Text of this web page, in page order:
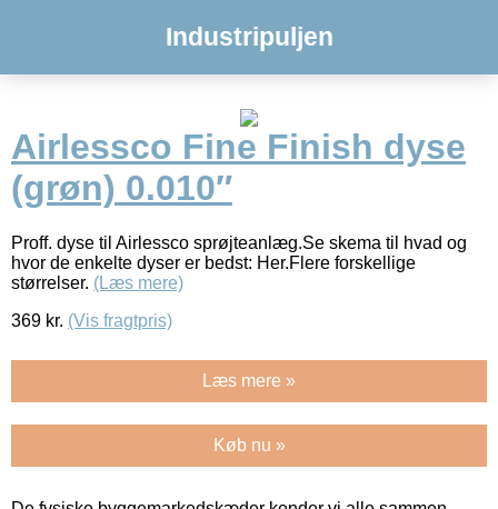
Industripuljen
Airlessco Fine Finish dyse
(grøn) 0.010″
Proff. dyse til Airlessco sprøjteanlæg.Se skema til hvad og
hvor de enkelte dyser er bedst: Her.Flere forskellige
størrelser. (Læs mere)
369 kr. (Vis fragtpris)
Læs mere »
Køb nu »